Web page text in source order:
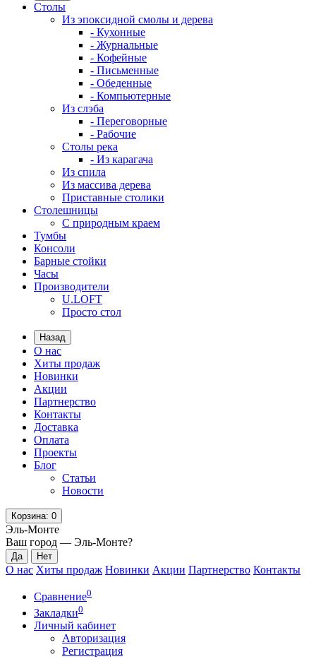
Столы
Из эпоксидной смолы и дерева
- Кухонные
- Журнальные
- Кофейные
- Письменные
- Обеденные
- Компьютерные
Из слэба
- Переговорные
- Рабочие
Столы река
- Из карагача
Из спила
Из массива дерева
Приставные столики
Столешницы
С природным краем
Тумбы
Консоли
Барные стойки
Часы
Производители
U.LOFT
Просто стол
Назад
О нас
Хиты продаж
Новинки
Акции
Партнерство
Контакты
Доставка
Оплата
Проекты
Блог
Статьи
Новости
Корзина: 0
Эль-Монте
Ваш город — Эль-Монте?
О нас Хиты продаж Новинки Акции Партнерство Контакты
Сравнение0
Закладки0
Личный кабинет
Авторизация
Регистрация